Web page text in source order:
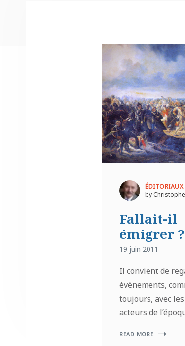
ÉDITORIAUX
by
Fallait-il
émigrer ?
19 juin 2011
Il convient de
évènements,
toujours, avec
acteurs de
READ MORE